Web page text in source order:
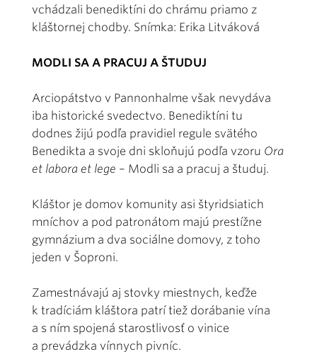
vchádzali benediktíni do chrámu priamo z
kláštornej chodby. Snímka: Erika Litváková
MODLI SA A PRACUJ A ŠTUDUJ
Arciopátstvo v Pannonhalme však nevydáva
iba historické svedectvo. Benediktíni tu
dodnes žijú podľa pravidiel regule svätého
Benedikta a svoje dni skloňujú podľa vzoru Ora
et labora et lege – Modli sa a pracuj a študuj.
Kláštor je domov komunity asi štyridsiatich
mníchov a pod patronátom majú prestížne
gymnázium a dva sociálne domovy, z toho
jeden v Šoproni.
Zamestnávajú aj stovky miestnych, keďže
k tradíciám kláštora patrí tiež dorábanie vína
a s ním spojená starostlivosť o vinice
a prevádzka vínnych pivníc.